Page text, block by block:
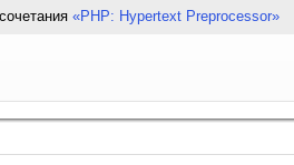
«PHP: Hypertext Preprocessor»